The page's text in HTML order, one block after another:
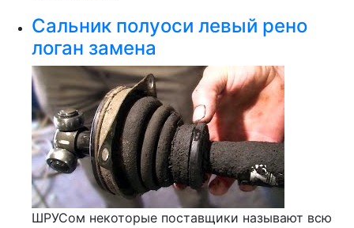
Сальник полуоси левый рено
логан замена
ШРУСом некоторые поставщики называют всю